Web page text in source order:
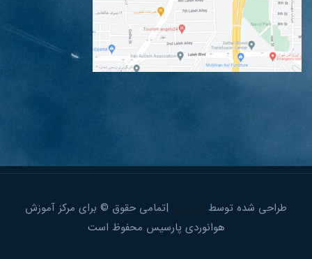
طراحی شده توسط
|تمامی حقوق © برای مرکز آموزش
هوانوردی پارسیس محفوظ است